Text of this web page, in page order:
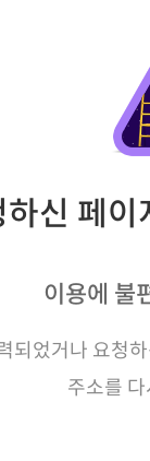
하신 페
이용에 불
되었거나 요청
주소를